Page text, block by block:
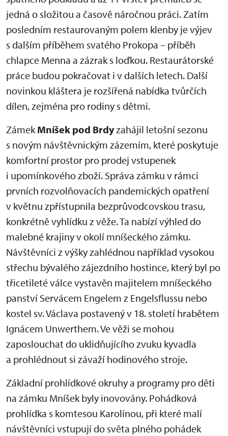
jedná o složitou a časově náročnou práci. Zatím
posledním restaurovaným polem klenby je výjev
s dalším příběhem svatého Prokopa – příběh
chlapce Menna a zázrak s loďkou. Restaurátorské
práce budou pokračovat i v dalších letech. Další
novinkou kláštera je rozšířená nabídka tvůrčích
dílen, zejména pro rodiny s dětmi.
ZámekMníšek pod Brdyzahájil letošní sezonu
s novým návštěvnickým zázemím, které poskytuje
komfortní prostor pro prodej vstupenek
i upomínkového zboží. Správa zámku v rámci
prvních rozvolňovacích pandemických opatření
v květnu zpřístupnila bezprůvodcovskou trasu,
konkrétně vyhlídku z věže. Ta nabízí výhled do
malebné krajiny v okolí mníšeckého zámku.
Návštěvníci z výšky zahlédnou například vysokou
střechu bývalého zájezdního hostince, který byl po
třicetileté válce vystavěn majitelem mníšeckého
panství Servácem Engelem z Engelsflussu nebo
kostel sv. Václava postavený v 18. století hrabětem
Ignácem Unwerthem. Ve věži se mohou
zaposlouchat do uklidňujícího zvuku kyvadla
a prohlédnout si závaží hodinového stroje.
Základní prohlídkové okruhy a programy pro děti
na zámku Mníšek byly inovovány. Pohádková
prohlídka s komtesou Karolínou, při které malí
návštěvníci vstupují do světa plného pohádek